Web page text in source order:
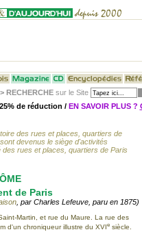
> RECHERCHEsur le Site
de réduction / EN SAVOIR PLUS ?
des rues et places, quartiers de
devenus le siège d'activités
rues et places, quartiers de Paris
de Paris
, par Charles Lefeuve, paru en 1875)
Martin, et rue du Maure. La rue des
d'un chroniqueur illustre du XVIesiècle.